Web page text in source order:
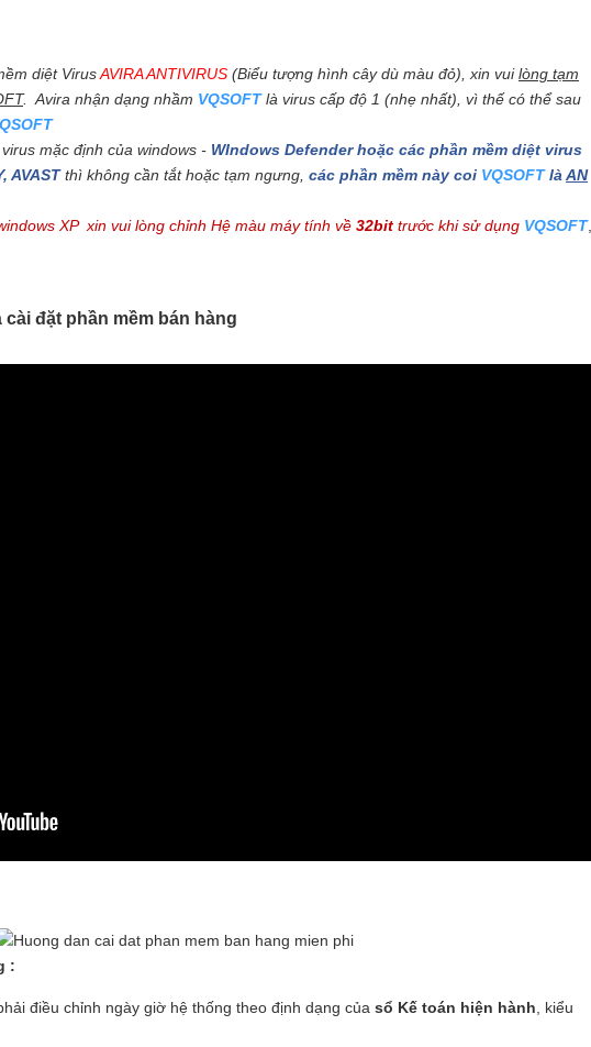
ềm diệt VirusAVIRA ANTIVIRUS (Biểu tượng hình cây dù màu đỏ), xin vuilòng tạm
. Avira nhận dạng nhầm VQSOFTlà virus cấp độ 1 (nhẹ nhất), vì thế có thể sau
mặc định của windows - WIndows Defender hoặc các phần mềm diệt virus
AVASTthì không cần tắt hoặc tạm ngưng, các phần mềm này coi VQSOFTlà AN
XP xin vui lòng chỉnh Hệ màu máy tính về 32bit trước khi sử dụng VQSOFT,
đặt phần mềm bán hàng
:
điều chỉnh ngày giờ hệ thống theo định dạng của sổ Kế toán hiện hành , kiểu